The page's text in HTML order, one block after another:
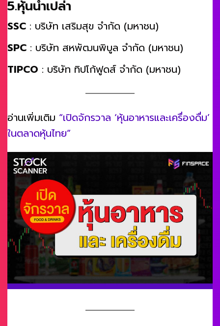
5.หุ้นน้ำเปล่า
SSC : บริษัท เสริมสุข จำกัด (มหาชน)
SPC : บริษัท สหพัฒนพิบูล จำกัด (มหาชน)
TIPCO : บริษัท ทิปโก้ฟูดส์ จำกัด (มหาชน)
อ่านเพิ่มเติม “เปิดจักรวาล ‘หุ้นอาหารและเครื่องดื่ม’
ในตลาดหุ้นไทย”